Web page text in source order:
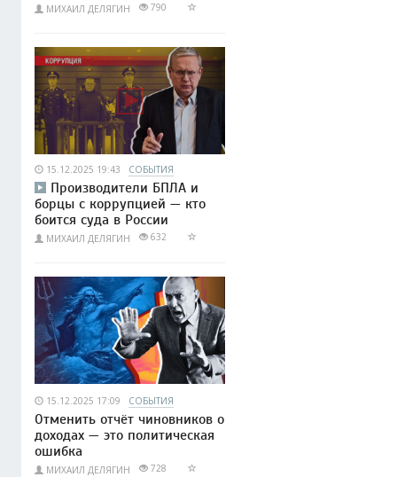
МИХАИЛ ДЕЛЯГИН 790
15.12.2025 19:43 СОБЫТИЯ
Производители БПЛА и
борцы с коррупцией — кто
боится суда в России
МИХАИЛ ДЕЛЯГИН 632
15.12.2025 17:09 СОБЫТИЯ
Отменить отчёт чиновников о
доходах — это политическая
ошибка
МИХАИЛ ДЕЛЯГИН 728